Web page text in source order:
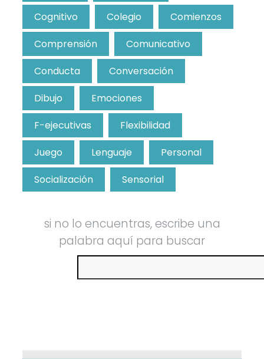
Cognitivo
Colegio
Comienzos
Comprensión
Comunicativo
Conducta
Conversación
Dibujo
Emociones
F-ejecutivas
Flexibilidad
Juego
Lenguaje
Personal
Socialización
Sensorial
si no lo encuentras, escribe una
palabra aquí para buscar